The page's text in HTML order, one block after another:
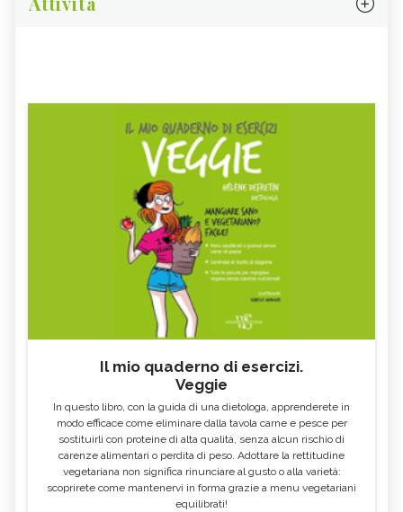
Il mio quaderno di esercizi.
Veggie
In questo libro, con la guida di una dietologa, apprenderete in
modo efficace come eliminare dalla tavola carne e pesce per
sostituirli con proteine di alta qualità, senza alcun rischio di
carenze alimentari o perdita di peso. Adottare la rettitudine
vegetariana non significa rinunciare al gusto o alla varietà:
scoprirete come mantenervi in forma grazie a menu vegetariani
equilibrati!